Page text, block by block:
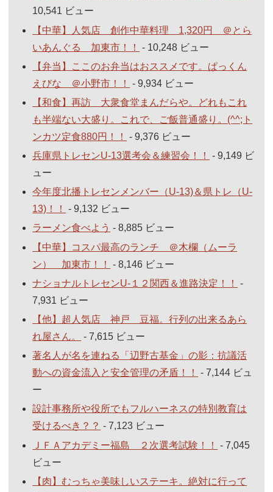
10,541 ビュー
【中華】人気店 創作中華料理 1,320円 ＠とら
いあんぐる 加東市！！
- 10,248 ビュー
【弁当】ここのお弁当はおススメです。ぱっくん
えびな ＠小野市！！
- 9,934 ビュー
【和食】再訪 大衆食堂まんだらや。どれもこれ
も半端ない大盛り。これで、ご飯普通盛り。(^^;ト
ンカツ定食880円！！
- 9,376 ビュー
兵庫県トレセンU-13選考会＆練習会！！
- 9,149 ビ
ュー
今年度北播トレセンメンバー（U-13)＆県トレ（U-
13)！！
- 9,132 ビュー
ラーメン食べよう - 8,885 ビュー
【中華】コスパ最高のランチ ＠木欄（ムーラ
ン） 加東市！！
- 8,146 ビュー
ナショナルトレセンU-１２関西＆進路決定！！
-
7,931 ビュー
【他】超人気店 神戸 豆福。行列の出来るあら
れ屋さん。
- 7,615 ビュー
著名人が名を連ねる「辺野古基金」の影：抗議活
動への資金流入と安全管理の矛盾！！
- 7,144 ビュ
ー
設計事務所や役所でもフルハーネスの特別教育は
受けるべき？？ - 7,123 ビュー
ＪＦＡアカデミー福島 ２次選考試験！！
- 7,045
ビュー
【肉】むっちゃ美味しいステーキ。絶対に行って